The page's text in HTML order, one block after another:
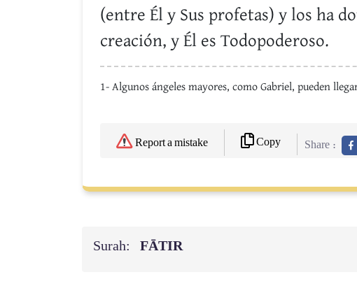
(entre Él y Sus profetas) y los ha
creación, y Él es Todopoderoso.
1- Algunos ángeles mayores, como Gabriel, pueden
Report a mistake Copy Share :
Surah: FĀTIR